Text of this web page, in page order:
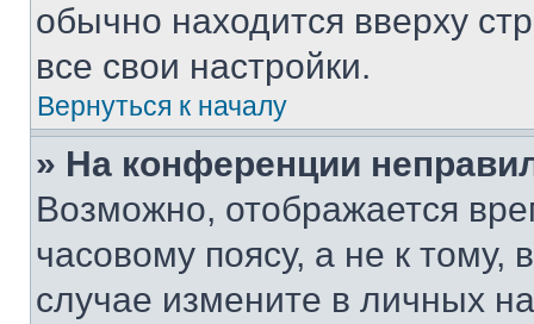
обычно находится вверху
все свои настройки.
Вернуться к началу
» На конференции
Возможно, отображается
часовому поясу, а не к тому,
случае измените в личных